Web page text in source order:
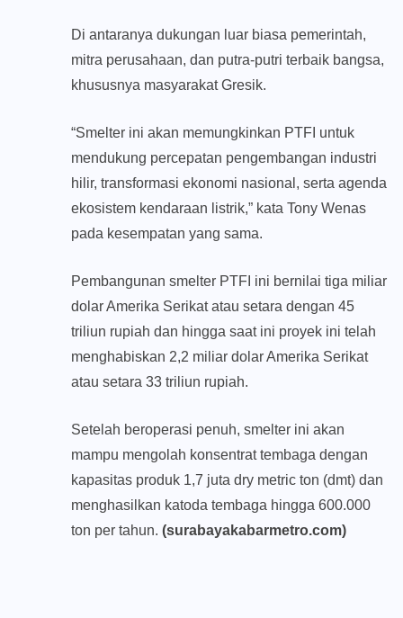
Di antaranya dukungan luar biasa pemerintah,
mitra perusahaan, dan putra-putri terbaik bangsa,
khususnya masyarakat Gresik.
“Smelter ini akan memungkinkan PTFI untuk
mendukung percepatan pengembangan industri
hilir, transformasi ekonomi nasional, serta agenda
ekosistem kendaraan listrik,” kata Tony Wenas
pada kesempatan yang sama.
Pembangunan smelter PTFI ini bernilai tiga miliar
dolar Amerika Serikat atau setara dengan 45
triliun rupiah dan hingga saat ini proyek ini telah
menghabiskan 2,2 miliar dolar Amerika Serikat
atau setara 33 triliun rupiah.
Setelah beroperasi penuh, smelter ini akan
mampu mengolah konsentrat tembaga dengan
kapasitas produk 1,7 juta dry metric ton (dmt) dan
menghasilkan katoda tembaga hingga 600.000
ton per tahun. (surabayakabarmetro.com)